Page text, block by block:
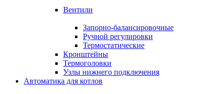
Вентили
Запорно-балансировочные
Ручной регулировки
Термостатические
Кронштейны
Термоголовки
Узлы нижнего подключения
Автоматика для котлов